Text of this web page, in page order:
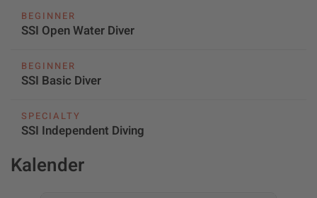
BEGINNER
SSI Open Water Diver
BEGINNER
SSI Basic Diver
SPECIALTY
SSI Independent Diving
Kalender